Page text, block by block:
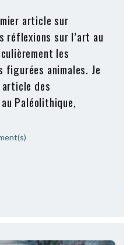
article sur
réflexions sur l’art au
les
animales. Je
des
Paléolithique,